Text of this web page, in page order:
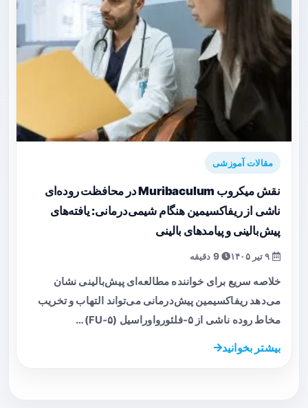
مقالات آموزشی
نقش میکروب Muribaculum در محافظت روده‌ای
ناشی از ریفاکسیمین هنگام شیمی‌درمانی: یافته‌های
پیش‌بالینی و پیامدهای بالینی
9 دقیقه
خلاصه سریع برای خواننده مطالعه‌ای پیش‌بالینی نشان
می‌دهد ریفاکسیمین پیش‌درمانی می‌تواند التهاب و تخریب
مخاط روده ناشی از ۵‑فلئورواوراسیل (۵‑FU)…
بیشتر بخوانید